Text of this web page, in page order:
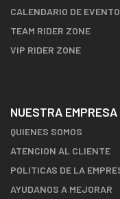
CALENDARIO DE
TEAM RIDER ZONE
VIP RIDER ZONE
NUESTRA EMPRESA
QUIENES SOMOS
ATENCION AL CLIENTE
POLITICAS DE LA
AYUDANOS A MEJORAR